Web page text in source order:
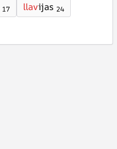
17 llavijas 24